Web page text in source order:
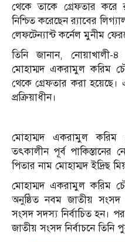
থেকে তাকে গ্রেফতার
নিশ্চিত করেছেন র‍্যাবের
লেফটেন্যান্ট কর্নেল মুনীম
তিনি জানান,
মোহাম্মদ একরামুল করিম
থেকে গ্রেফতার করা
প্রক্রিয়াধীন।
মোহাম্মদ একরামুল
তৎকালীন পূর্ব পাকিস্তানের
পিতার নাম মোহাম্মদ ইদ্রিছ
মোহাম্মদ একরামুল করিম
অনুষ্ঠিত নবম জাতীয় সংসদ
সংসদ সদস্য নির্বাচিত হন।
জাতীয় সংসদ নির্বাচনে তিনি